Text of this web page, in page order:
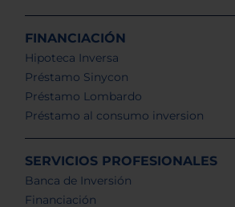
FINANCIACIÓN
Hipoteca Inversa
Préstamo Sinycon
Préstamo Lombardo
Préstamo al consumo inversion
SERVICIOS PROFESIONALES
Banca de Inversión
Financiación